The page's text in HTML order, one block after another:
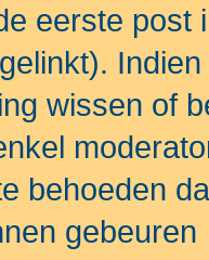
eerste post
wissen of
behoeden
gebeuren